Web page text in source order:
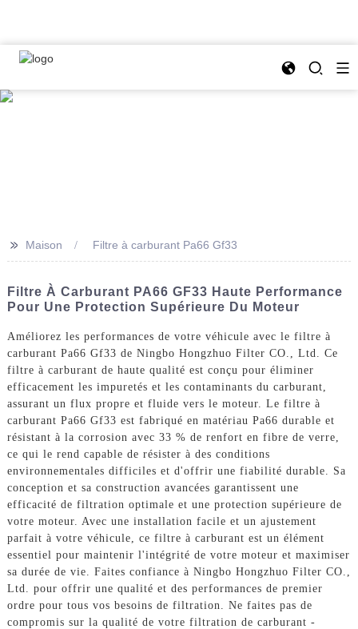
>> Maison Filtre à carburant Pa66 Gf33
Filtre À Carburant PA66 GF33 Haute Performance
Pour Une Protection Supérieure Du Moteur
Améliorez les performances de votre véhicule avec le filtre à
carburant Pa66 Gf33 de Ningbo Hongzhuo Filter CO., Ltd. Ce
filtre à carburant de haute qualité est conçu pour éliminer
efficacement les impuretés et les contaminants du carburant,
assurant un flux propre et fluide vers le moteur. Le filtre à
carburant Pa66 Gf33 est fabriqué en matériau Pa66 durable et
résistant à la corrosion avec 33 % de renfort en fibre de verre,
ce qui le rend capable de résister à des conditions
environnementales difficiles et d'offrir une fiabilité durable. Sa
conception et sa construction avancées garantissent une
efficacité de filtration optimale et une protection supérieure de
votre moteur. Avec une installation facile et un ajustement
parfait à votre véhicule, ce filtre à carburant est un élément
essentiel pour maintenir l'intégrité de votre moteur et maximiser
sa durée de vie. Faites confiance à Ningbo Hongzhuo Filter CO.,
Ltd. pour offrir une qualité et des performances de premier
ordre pour tous vos besoins de filtration. Ne faites pas de
compromis sur la qualité de votre filtration de carburant -